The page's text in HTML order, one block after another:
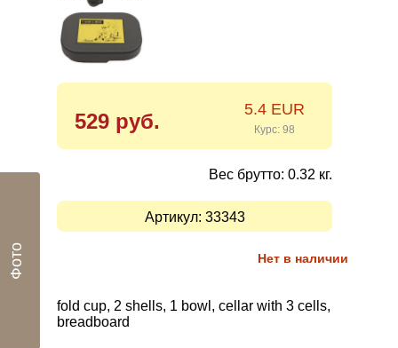
529 руб. 5.4 EUR
Курс: 98
Вес брутто: 0.32 кг.
Артикул: 33343
Нет в наличии
fold cup, 2 shells, 1 bowl, cellar with 3 cells,
breadboard
Фото